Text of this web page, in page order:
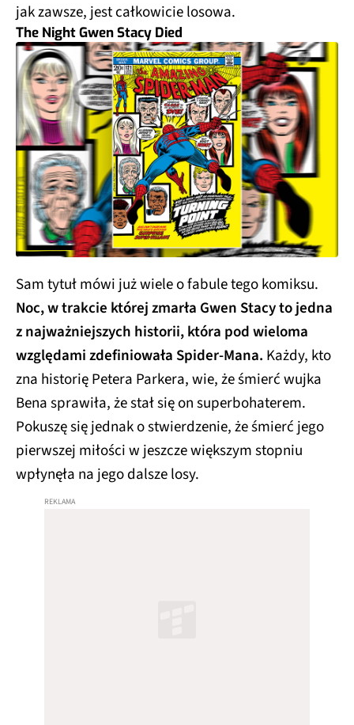
jak zawsze, jest całkowicie losowa.
The Night Gwen Stacy Died
Sam tytuł mówi już wiele o fabule tego komiksu.
Noc, w trakcie której zmarła Gwen Stacy to jedna
z najważniejszych historii, która pod wieloma
względami zdefiniowała Spider-Mana. Każdy, kto
zna historię Petera Parkera, wie, że śmierć wujka
Bena sprawiła, że stał się on superbohaterem.
Pokuszę się jednak o stwierdzenie, że śmierć jego
pierwszej miłości w jeszcze większym stopniu
wpłynęła na jego dalsze losy.